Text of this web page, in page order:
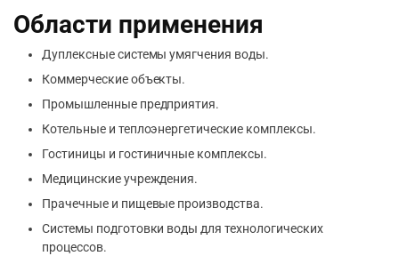
Области применения
Дуплексные системы умягчения воды.
Коммерческие объекты.
Промышленные предприятия.
Котельные и теплоэнергетические комплексы.
Гостиницы и гостиничные комплексы.
Медицинские учреждения.
Прачечные и пищевые производства.
Системы подготовки воды для технологических
процессов.